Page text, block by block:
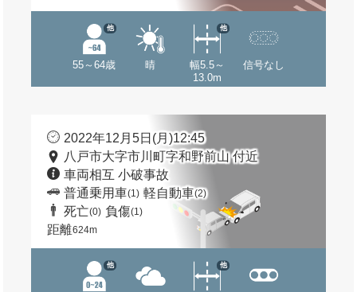
55～64歳
他
晴
幅5.5～
13.0m
他
信号なし
2022年12月5日(月)12:45
八戸市大字市川町字和野前山 付近
車両相互 小破事故
普通乗用車(1) 軽自動車(2)
死亡(0) 負傷(1)
距離624m
他 他